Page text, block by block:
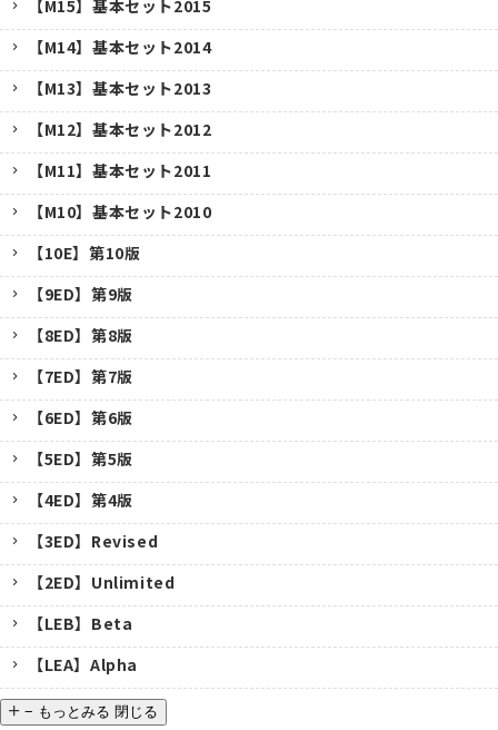
【M15】基本セット2015
【M14】基本セット2014
【M13】基本セット2013
【M12】基本セット2012
【M11】基本セット2011
【M10】基本セット2010
【10E】第10版
【9ED】第9版
【8ED】第8版
【7ED】第7版
【6ED】第6版
【5ED】第5版
【4ED】第4版
【3ED】Revised
【2ED】Unlimited
【LEB】Beta
【LEA】Alpha
− もっとみる 閉じる